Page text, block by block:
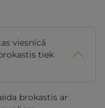
viesnīcā
tiek
brokastis ar